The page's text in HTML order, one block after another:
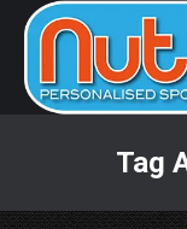
Tag